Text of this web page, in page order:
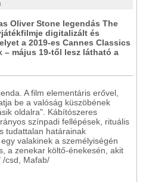
Oliver Stone legendás The
digitalizált és
a 2019-es Cannes Classics
– május 19-től lesz látható a
A film elementáris erővel,
be a valóság küszöbének
oldalra". Kábítószeres
színpadi fellépések, rituális
tudattalan határainak
valakinek a személyiségén
a zenekar költő-énekesén, akit
/csd, Mafab/